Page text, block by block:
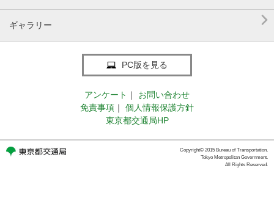
ギャラリー 
PC版を見る
アンケート ｜
お問い合わせ
免責事項 ｜
個人情報保護方針
東京都交通局HP
Copyright© 2015 Bureau of Transportation.
Tokyo Metropolitan Government.
All Rights Reserved.